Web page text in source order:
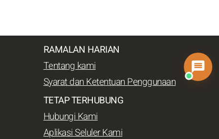
RAMALAN HARIAN
Tentang kami
Syarat dan Ketentuan Penggunaan
TETAP TERHUBUNG
Hubungi Kami
Aplikasi Seluler Kami